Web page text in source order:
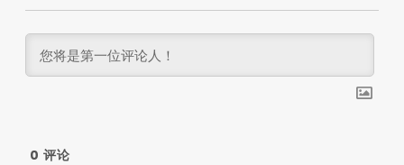
0 评论